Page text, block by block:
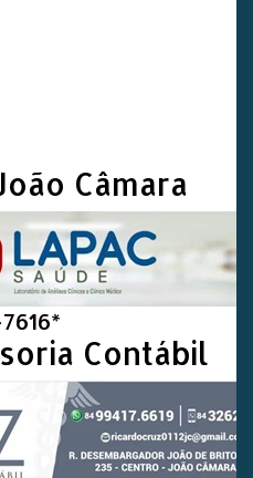
Câmara
Contábil